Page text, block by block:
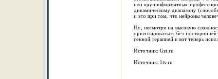
или крупноформатных
динамическому диапазону
и это при том, что нейроны
Но, несмотря на высокую
ориентироваться без
генной терапией и вот теперь
Источник: Gzt.ru
Источник: 1tv.ru